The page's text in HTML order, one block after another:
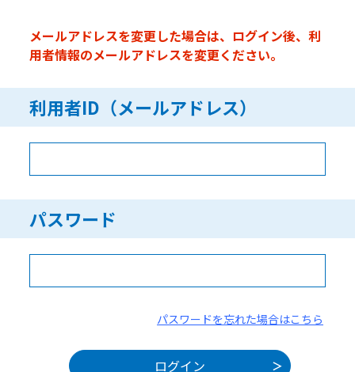
メールアドレスを変更した場合は、ログイン後、利
用者情報のメールアドレスを変更ください。
利用者ID（メールアドレス）
パスワード
パスワードを忘れた場合はこちら